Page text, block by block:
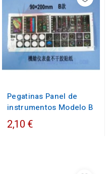
Pegatinas Panel de
instrumentos Modelo B
2,10 €